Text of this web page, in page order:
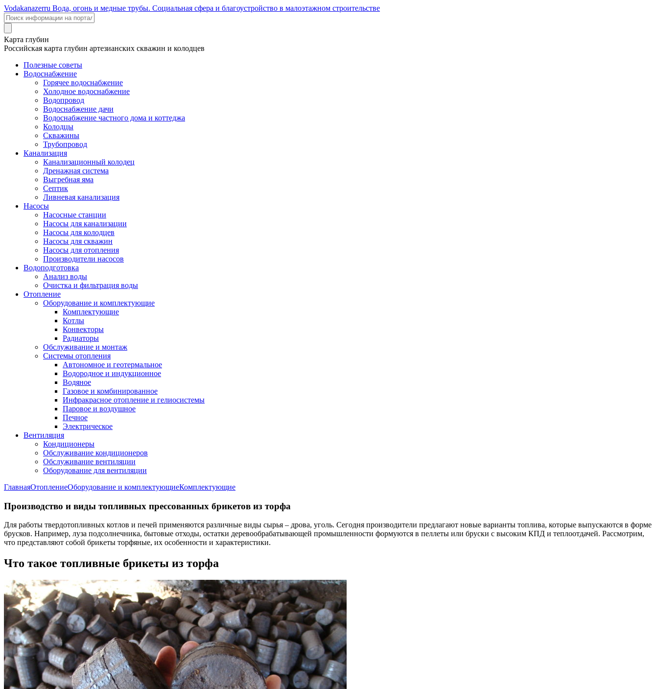
Vodakanazerru Вода, огонь и медные трубы. Социальная сфера и благоустройство в малоэтажном строительстве
Карта глубин
Российская карта глубин артезианских скважин и колодцев
Полезные советы
Водоснабжение
Горячее водоснабжение
Холодное водоснабжение
Водопровод
Водоснабжение дачи
Водоснабжение частного дома и коттеджа
Колодцы
Скважины
Трубопровод
Канализация
Канализационный колодец
Дренажная система
Выгребная яма
Септик
Ливневая канализация
Насосы
Насосные станции
Насосы для канализации
Насосы для колодцев
Насосы для скважин
Насосы для отопления
Производители насосов
Водоподготовка
Анализ воды
Очистка и фильтрация воды
Отопление
Оборудование и комплектующие
Комплектующие
Котлы
Конвекторы
Радиаторы
Обслуживание и монтаж
Системы отопления
Автономное и геотермальное
Водородное и индукционное
Водяное
Газовое и комбинированное
Инфракрасное отопление и гелиосистемы
Паровое и воздушное
Печное
Электрическое
Вентиляция
Кондиционеры
Обслуживание кондиционеров
Обслуживание вентиляции
Оборудование для вентиляции
ГлавнаяОтоплениеОборудование и комплектующиеКомплектующие
Производство и виды топливных прессованных брикетов из торфа
Для работы твердотопливных котлов и печей применяются различные виды сырья – дрова, уголь. Сегодня производители предлагают новые варианты топлива, которые выпускаются в форме
брусков. Например, луза подсолнечника, бытовые отходы, остатки деревообрабатывающей промышленности формуются в пеллеты или бруски с высоким КПД и теплоотдачей. Рассмотрим,
что представляют собой брикеты торфяные, их особенности и характеристики.
Что такое топливные брикеты из торфа